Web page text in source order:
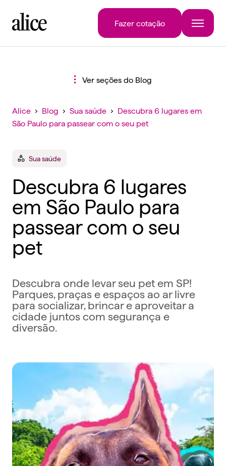
Fazer cotação
Ver seções do Blog
Alice › Blog › Sua saúde › Descubra 6 lugares em
São Paulo para passear com o seu pet
Sua saúde
Descubra 6 lugares
em São Paulo para
passear com o seu
pet
Descubra onde levar seu pet em SP!
Parques, praças e espaços ao ar livre
para socializar, brincar e aproveitar a
cidade juntos com segurança e
diversão.